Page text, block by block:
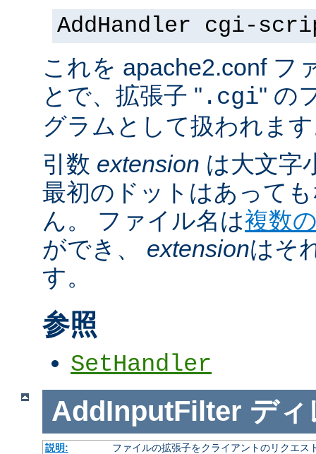
AddHandler cgi-
これを apache2.conf フ
とで、拡張子 " .cgi" の
グラムとして扱われま
引数 extension は大文字
最初のドットはあって
ん。 ファイル名は複数
ができ、 extensionはそ
す。
参照
SetHandler
AddInputFilter ディ
説明:
ファイルの拡張子をクライアントのリクエス